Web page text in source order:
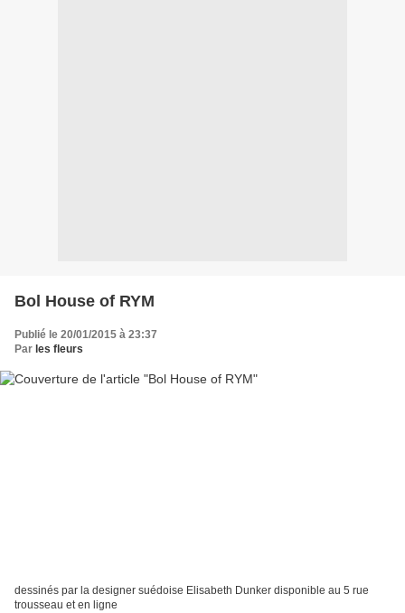
Bol House of RYM
Publié le 20/01/2015 à 23:37
Par les fleurs
dessinés par la designer suédoise Elisabeth Dunker disponible au 5 rue
trousseau et en ligne